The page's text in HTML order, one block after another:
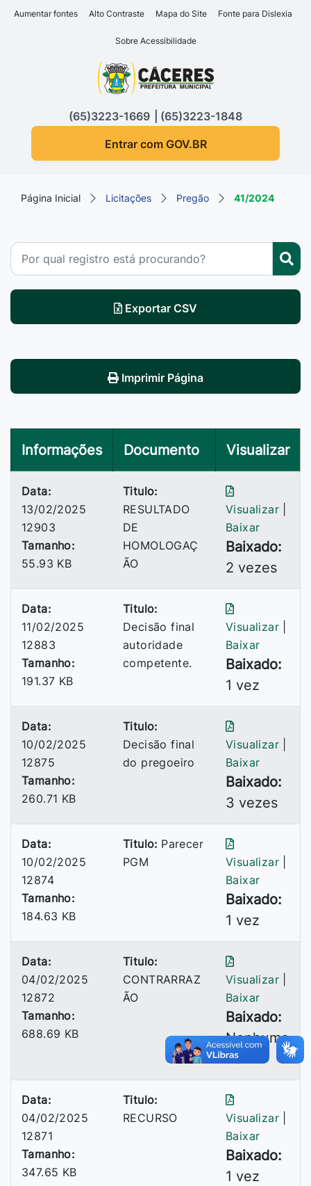
Seção de atalhos e links
Ir para o conteúdo [alt+1]
Ir para o rodapé [alt+4]
Aumentar fontes Alto Contraste Mapa do Site Fonte para Dislexia
Sobre Acessibilidade
Seção do menu principal
(65)3223-1669
(65)3223-1848
Entrar com GOV.BR
Página Inicial Licitações Pregão 41/2024
Exportar CSV
Imprimir Página
Informações Documento Visualizar
Data:
13/02/2025
12903
Tamanho:
55.93 KB
Titulo:
RESULTADO
DE
HOMOLOGAÇ
ÃO
Visualizar
Baixar
Baixado:
2 vezes
Data:
11/02/2025
12883
Tamanho:
191.37 KB
Titulo:
Decisão final
autoridade
competente.
Visualizar
Baixar
Baixado:
1 vez
Data:
10/02/2025
12875
Tamanho:
260.71 KB
Titulo:
Decisão final
do pregoeiro
Visualizar
Baixar
Baixado:
3 vezes
Data:
10/02/2025
12874
Tamanho:
184.63 KB
Titulo: Parecer
PGM
Visualizar
Baixar
Baixado:
1 vez
Data:
04/02/2025
12872
Tamanho:
688.69 KB
Titulo:
CONTRARRAZ
ÃO
Visualizar
Baixar
Baixado:
Nenhuma
vez
Data:
04/02/2025
12871
Tamanho:
347.65 KB
Titulo:
RECURSO
Visualizar
Baixar
Baixado:
1 vez